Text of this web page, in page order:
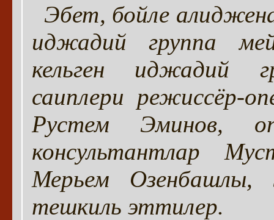
Эбет, бойле
иджадий группа
кельген иджадий
саиплери режиссёр-
Рустем Эминов,
консультантлар
Мерьем Озенбашлы,
тешкиль эттилер.